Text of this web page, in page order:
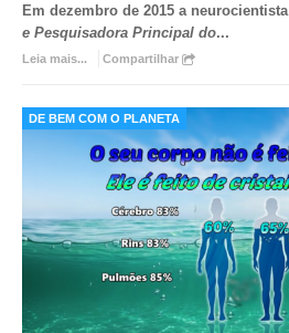
Em dezembro de 2015 a neurocientista
e Pesquisadora Principal do...
Leia mais... Compartilhar
DE BEM COM O PLANETA